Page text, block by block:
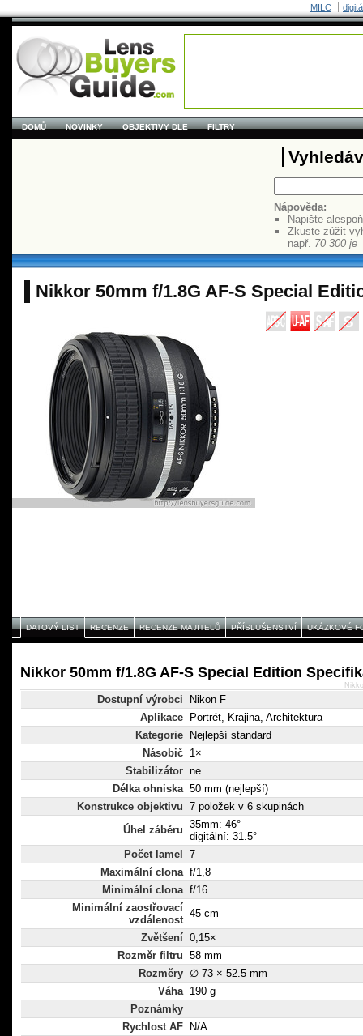
MILC
DOMŮ NOVINKY OBJEKTIVY DLE FILTRY
Nápověda:
Napište
Zkuste zúžit
např. 70 300 je
Nikkor 50mm f/1.8G AF-S Special
DATOVÝ LIST RECENZE RECENZE MAJITELŮ PŘÍSLUŠENSTVÍ UKÁZKOVÉ
Nikkor 50mm f/1.8G AF-S Special Edition
Dostupní výrobci
Nikon F
Aplikace
Portrét, Krajina, Architektura
Kategorie
Nejlepší standard
Násobič 1×
Stabilizátor ne
Délka ohniska 50 mm (nejlepší)
Konstrukce objektivu 7 položek v 6 skupinách
Úhel záběru 35mm: 46°
digitální: 31.5°
Počet lamel
7
Maximální clona f/1,8
Minimální clona f/16
Minimální zaostřovací
vzdálenost
45 cm
Zvětšení 0,15×
Rozměr filtru 58 mm
Rozměry ∅ 73 × 52.5 mm
Váha 190 g
Poznámky
Rychlost AF
N/A